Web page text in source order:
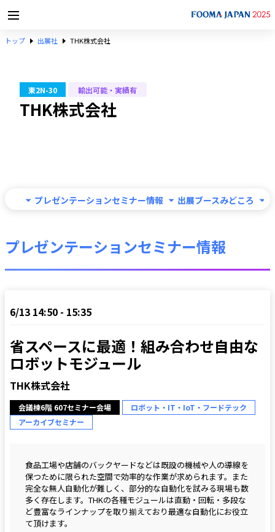
トップ 出展社 THK株式会社
東2N-30 輸出可能・実績有
THK株式会社
プレゼンテーションセミナー情報 出展ブースみどころ
プレゼンテーションセミナー情報
6/13 14:50 - 15:35
省スペースに最適！組み合わせ自由な
ロボットモジュール
THK株式会社
会議棟6階 607セミナー会場
ロボット・IT・IoT・フードテック
アーカイブセミナー
食品工場や店舗のバックヤードなどは既設の機械や人の導線を
保つために限られた空間で効率的な作業が求められます。また
完全な無人自動化が難しく、部分的な自動化を試みる現場も数
多く存在します。THKの各種モジュールは直動・回転・多段な
ど豊富なラインナップを取り揃えており最適な自動化にお役立
て頂けます。